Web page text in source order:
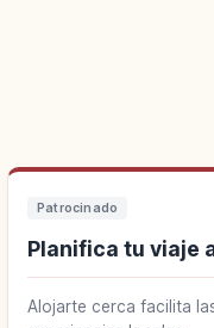
Patrocinado
Planifica tu viaje
Alojarte cerca facilita